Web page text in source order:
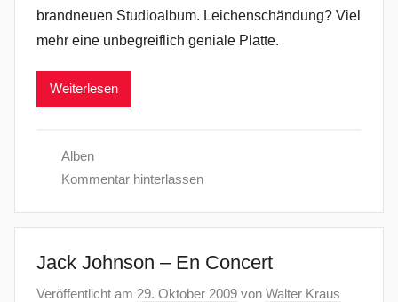
brandneuen Studioalbum. Leichenschändung? Viel
mehr eine unbegreiflich geniale Platte.
Weiterlesen
Alben
Kommentar hinterlassen
Jack Johnson – En Concert
Veröffentlicht am 29. Oktober 2009 von Walter Kraus